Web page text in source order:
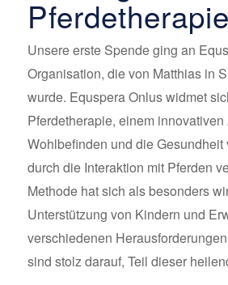
Pferdetherapie
Unsere erste Spende ging an
Organisation, die von Matthias in
wurde. Equspera Onlus widmet
Pferdetherapie, einem
Wohlbefinden und die Gesundheit
durch die Interaktion mit Pferden
Methode hat sich als besonders
Unterstützung von Kindern und
verschiedenen
sind stolz darauf, Teil dieser